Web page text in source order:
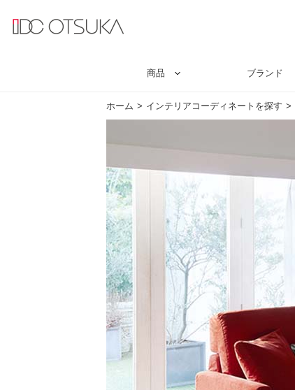
商品 ブランド
ホーム インテリアコーディネートを探す